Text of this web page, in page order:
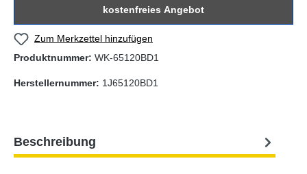
kostenfreies Angebot
Zum Merkzettel hinzufügen
Produktnummer: WK-65120BD1
Herstellernummer: 1J65120BD1
Beschreibung